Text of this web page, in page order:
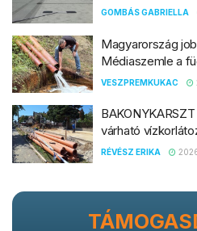
GOMBÁS GABRIELLA
Magyarország
Médiaszemle a
VESZPREMKUKAC
várható
RÉVÉSZ ERIKA